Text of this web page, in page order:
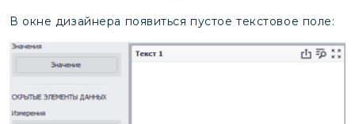
В окне дизайнера появиться пустое текстовое поле: